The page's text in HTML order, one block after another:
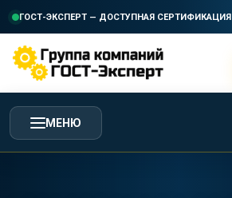
ГОСТ-ЭКСПЕРТ — ДОСТУПНАЯ СЕРТИФИКАЦИЯ
МЕНЮ